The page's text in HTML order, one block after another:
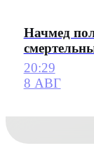
Начмед
20:29
8 АВГ